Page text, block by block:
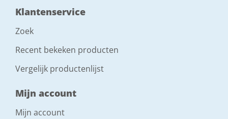
Klantenservice
Zoek
Recent bekeken producten
Vergelijk productenlijst
Mijn account
Mijn account